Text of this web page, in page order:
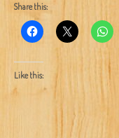
Share this:
Like this: